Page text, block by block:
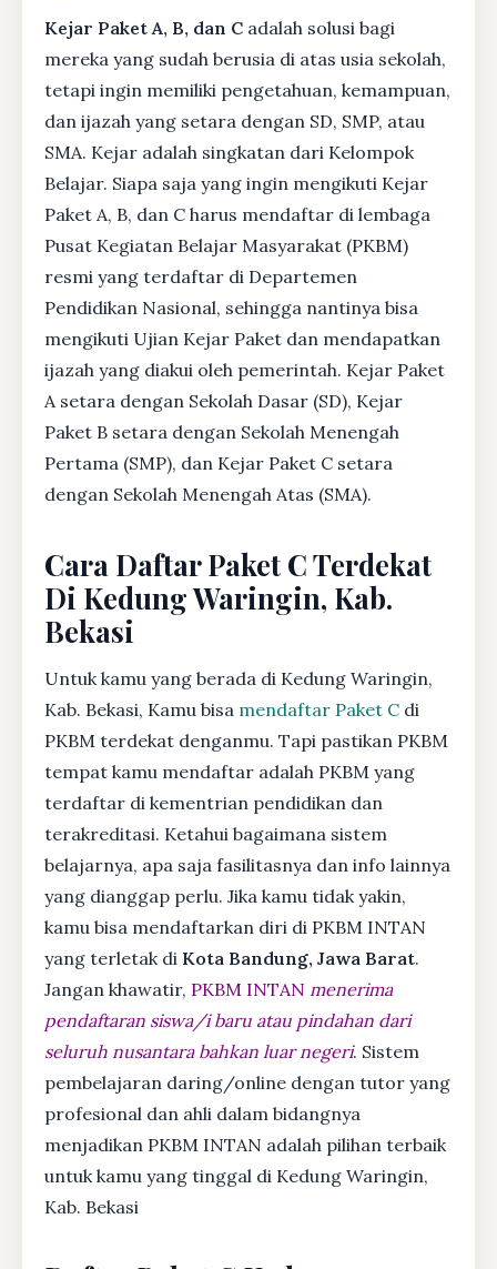
Kejar Paket A, B, dan C adalah solusi bagi
mereka yang sudah berusia di atas usia sekolah,
tetapi ingin memiliki pengetahuan, kemampuan,
dan ijazah yang setara dengan SD, SMP, atau
SMA. Kejar adalah singkatan dari Kelompok
Belajar. Siapa saja yang ingin mengikuti Kejar
Paket A, B, dan C harus mendaftar di lembaga
Pusat Kegiatan Belajar Masyarakat (PKBM)
resmi yang terdaftar di Departemen
Pendidikan Nasional, sehingga nantinya bisa
mengikuti Ujian Kejar Paket dan mendapatkan
ijazah yang diakui oleh pemerintah. Kejar Paket
A setara dengan Sekolah Dasar (SD), Kejar
Paket B setara dengan Sekolah Menengah
Pertama (SMP), dan Kejar Paket C setara
dengan Sekolah Menengah Atas (SMA).
Cara Daftar Paket C Terdekat
Di Kedung Waringin, Kab.
Bekasi
Untuk kamu yang berada di Kedung Waringin,
Kab. Bekasi, Kamu bisa mendaftar Paket C di
PKBM terdekat denganmu. Tapi pastikan PKBM
tempat kamu mendaftar adalah PKBM yang
terdaftar di kementrian pendidikan dan
terakreditasi. Ketahui bagaimana sistem
belajarnya, apa saja fasilitasnya dan info lainnya
yang dianggap perlu. Jika kamu tidak yakin,
kamu bisa mendaftarkan diri di PKBM INTAN
yang terletak di Kota Bandung, Jawa Barat.
Jangan khawatir, PKBM INTAN menerima
pendaftaran siswa/i baru atau pindahan dari
seluruh nusantara bahkan luar negeri. Sistem
pembelajaran daring/online dengan tutor yang
profesional dan ahli dalam bidangnya
menjadikan PKBM INTAN adalah pilihan terbaik
untuk kamu yang tinggal di Kedung Waringin,
Kab. Bekasi